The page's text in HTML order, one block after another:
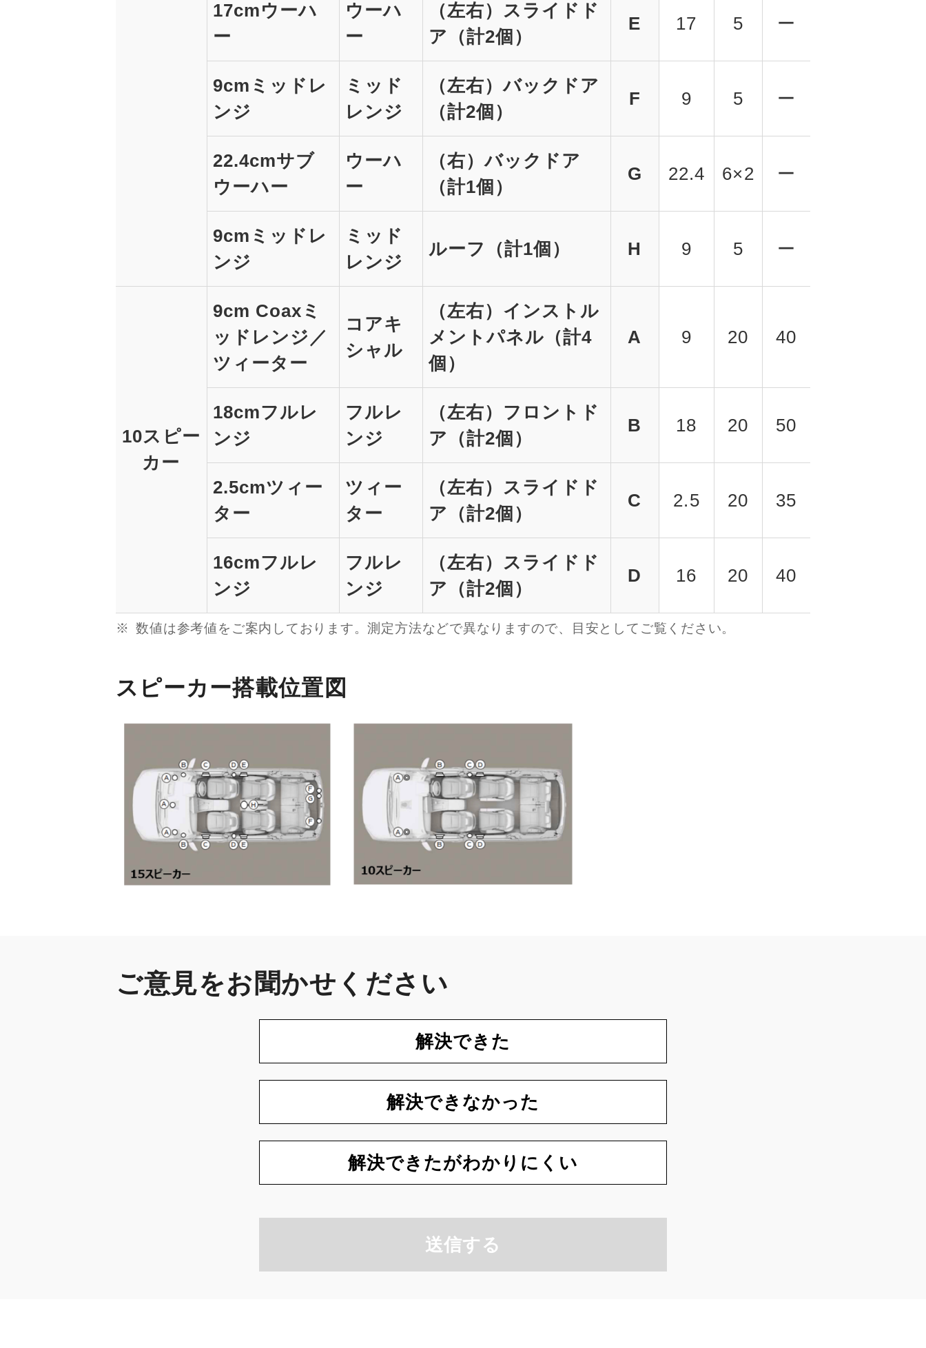
17cmウーハ
ー
ウーハ
ー
（左右）スライドド
ア（計2個）
E 17 5 ー
9cmミッドレ
ンジ
ミッド
レンジ
（左右）バックドア
（計2個）
F 9 5 ー
22.4cmサブ
ウーハー
ウーハ
ー
（右）バックドア
（計1個）
G 22.4 6×2 ー
9cmミッドレ
ンジ
ミッド
レンジ
ルーフ（計1個） H 9 5 ー
10スピー
カー
9cm Coaxミ
ッドレンジ／
ツィーター
コアキ
シャル
（左右）インストル
メントパネル（計4
個）
A 9 20 40
18cmフルレ
ンジ
フルレ
ンジ
（左右）フロントド
ア（計2個）
B 18 20 50
2.5cmツィー
ター
ツィー
ター
（左右）スライドド
ア（計2個）
C 2.5 20 35
16cmフルレ
ンジ
フルレ
ンジ
（左右）スライドド
ア（計2個）
D 16 20 40
数値は参考値をご案内しております。測定方法などで異なりますので、目安としてご覧ください。
スピーカー搭載位置図
ご意見をお聞かせください
解決できた
解決できなかった
解決できたがわかりにくい
送信する